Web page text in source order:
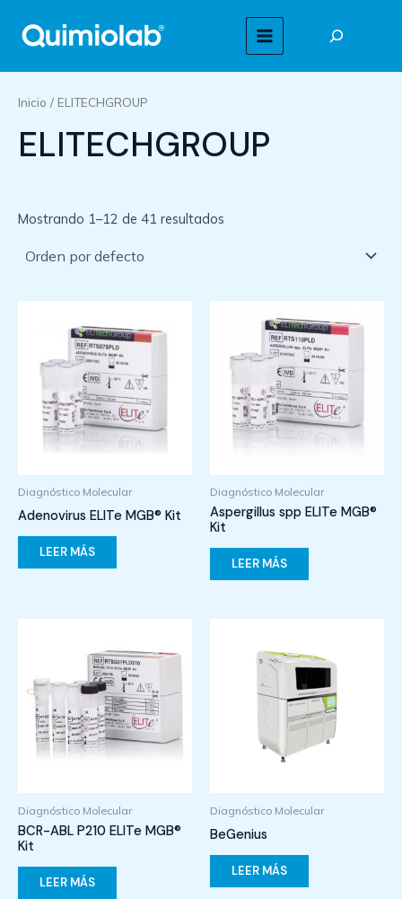
contenido
MAIN
Inicio / ELITECHGROUP
ELITECHGROUP
Mostrando 1–12 de 41 resultados
Diagnóstico Molecular
Adenovirus ELITe MGB® Kit
LEER MÁS
Diagnóstico Molecular
Aspergillus spp ELITe MGB®
Kit
LEER MÁS
Diagnóstico Molecular
BCR-ABL P210 ELITe MGB®
Kit
LEER MÁS
Diagnóstico Molecular
BeGenius
LEER MÁS